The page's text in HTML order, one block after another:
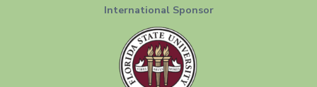
International Sponsor